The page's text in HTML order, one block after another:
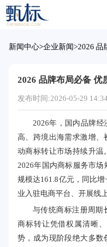
新闻中心>企业新闻>2026 品
2026 品牌布局必备 优
发布时间:2026-05-29
2026年，国内品牌
高、跨境出海需求激增、
动商标转让市场持续升温
2026年国内商标服务市
规模达161.8亿元，同比
业入驻电商平台、开展线
与传统商标注册周期
商标转让凭借权属清晰
势，成为现阶段绝大多数